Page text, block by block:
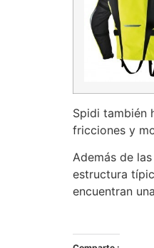
Spidi también
fricciones y
Además de
estructura
encuentran